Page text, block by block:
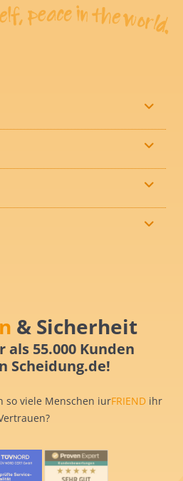
& Sicherheit
als 55.000 Kunden
Scheidung.de!
so viele Menschen iurFRIEND ihr